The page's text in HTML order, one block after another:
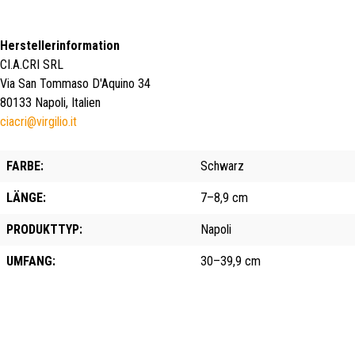
Herstellerinformation
CI.A.CRI SRL
Via San Tommaso D'Aquino 34
80133 Napoli, Italien
ciacri@virgilio.it
FARBE: Schwarz
LÄNGE: 7–8,9 cm
PRODUKTTYP: Napoli
UMFANG: 30–39,9 cm